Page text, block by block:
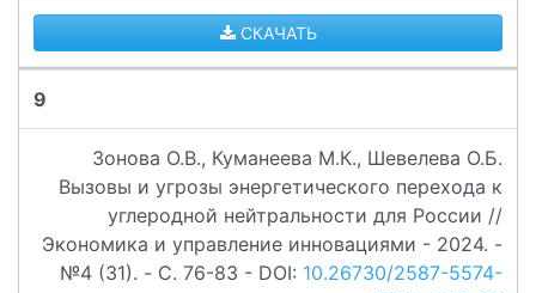
СКАЧАТЬ
9
Зонова О.В., Куманеева М.К., Шевелева О.Б.
Вызовы и угрозы энергетического перехода к
углеродной нейтральности для России //
Экономика и управление инновациями - 2024. -
№4 (31). - C. 76-83 - DOI: 10.26730/2587-5574-